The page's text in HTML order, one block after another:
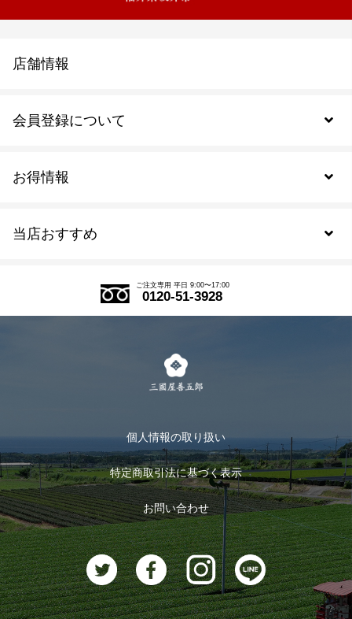
当店おすすめ
式部の香りシリーズ
お茶のギフト
おすすめのお茶
お茶に合うスイーツ
お得情報
会員登録について
会員規約について
ログイン
ログアウト
店舗情報
ご注文専用 平日 9:00〜17:00
0120-51-3928
個人情報の取り扱い
特定商取引法に基づく表示
お問い合わせ